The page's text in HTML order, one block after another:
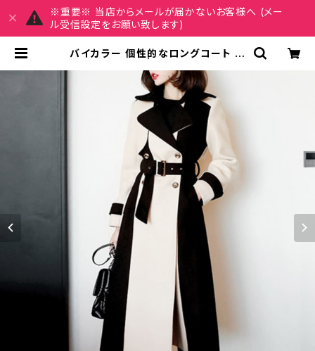
※重要※ 当店からメールが届かないお客様へ (メー
ル受信設定をお願い致します)
バイカラー 個性的なロングコート
20代,30代,40代 レディースファッ
ション 通販